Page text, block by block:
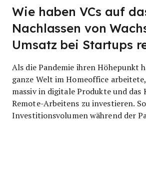
Wie haben VCs auf
Nachlassen von
Umsatz bei Startups
Als die Pandemie ihren Höhepunkt
ganze Welt im Homeoffice
massiv in digitale Produkte und das
Remote-Arbeitens zu investieren.
Investitionsvolumen während der